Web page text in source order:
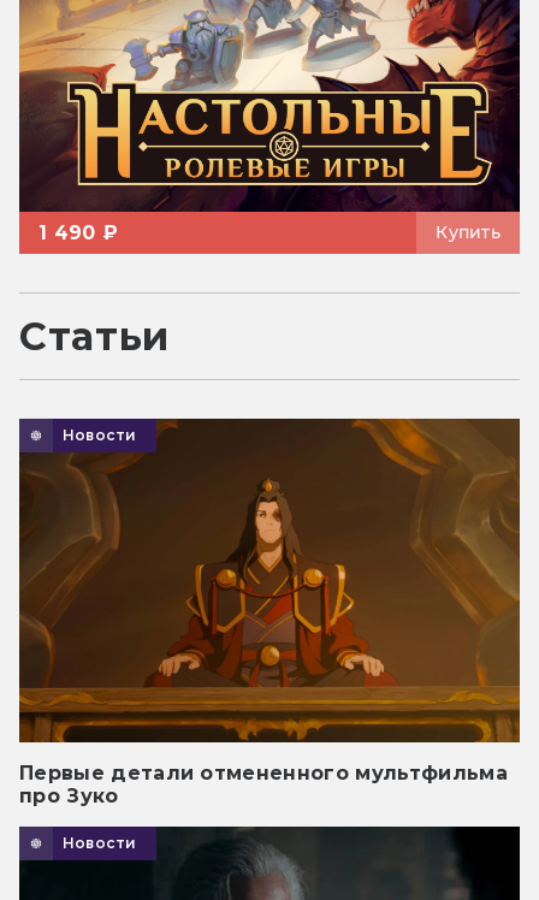
1 490 ₽ Купить
Статьи
Новости
Первые детали отмененного мультфильма
про Зуко
Новости